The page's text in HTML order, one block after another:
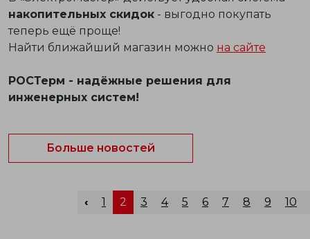
накопительных скидок - выгодно покупать
теперь ещё проще!
Найти ближайший магазин можно на сайте
РОСТерм - надёжные решения для
инженерных систем!
Больше новостей
‹ 1 2 3 4 5 6 7 8 9 10